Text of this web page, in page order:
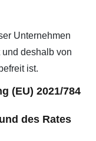
Unternehmen
deshalb von
ist.
(EU) 2021/784
des Rates